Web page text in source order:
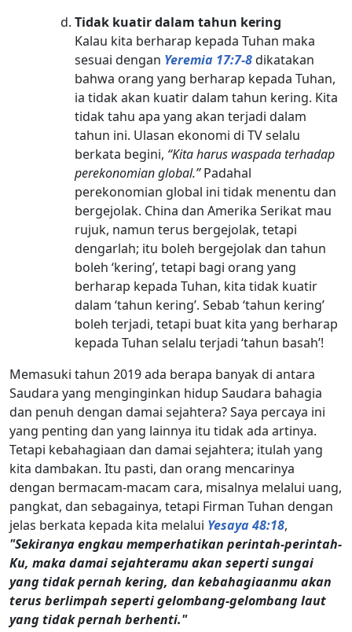
Tidak kuatir dalam tahun kering
Kalau kita berharap kepada Tuhan maka
sesuai dengan Yeremia 17:7-8dikatakan
bahwa orang yang berharap kepada Tuhan,
ia tidak akan kuatir dalam tahun kering. Kita
tidak tahu apa yang akan terjadi dalam
tahun ini. Ulasan ekonomi di TV selalu
berkata begini, “Kita harus waspada terhadap
perekonomian global.”Padahal
perekonomian global ini tidak menentu dan
bergejolak. China dan Amerika Serikat mau
rujuk, namun terus bergejolak, tetapi
dengarlah; itu boleh bergejolak dan tahun
boleh ‘kering’, tetapi bagi orang yang
berharap kepada Tuhan, kita tidak kuatir
dalam ‘tahun kering’. Sebab ‘tahun kering’
boleh terjadi, tetapi buat kita yang berharap
kepada Tuhan selalu terjadi ‘tahun basah’!
Memasuki tahun 2019 ada berapa banyak di antara
Saudara yang menginginkan hidup Saudara bahagia
dan penuh dengan damai sejahtera? Saya percaya ini
yang penting dan yang lainnya itu tidak ada artinya.
Tetapi kebahagiaan dan damai sejahtera; itulah yang
kita dambakan. Itu pasti, dan orang mencarinya
dengan bermacam-macam cara, misalnya melalui uang,
pangkat, dan sebagainya, tetapi Firman Tuhan dengan
jelas berkata kepada kita melalui Yesaya 48:18,
"Sekiranya engkau memperhatikan perintah-perintah-
Ku, maka damai sejahteramu akan seperti sungai
yang tidak pernah kering, dan kebahagiaanmu akan
terus berlimpah seperti gelombang-gelombang laut
yang tidak pernah berhenti."